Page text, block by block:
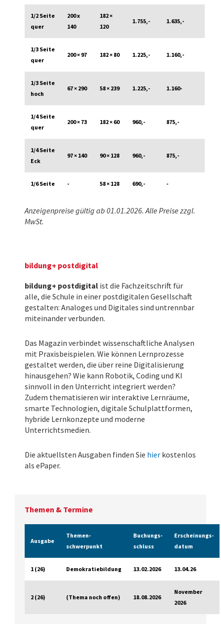
1/2 Seite
quer
200 x
140
182 ×
120
1.755,- 1.635,-
1/3 Seite
quer
200 × 97 182 × 80 1.225,- 1.160,-
1/3 Seite
hoch
67 × 290 58 × 239 1.225,- 1.160-
1/4 Seite
quer
200 × 73 182 × 60 960,- 875,-
1/4 Seite
Eck
97 × 140 90 × 128 960,- 875,-
1/6 Seite - 58 × 128 690,- -
Anzeigenpreise gültig ab 01.01.2026. Alle Preise zzgl.
MwSt.
bildung+ postdigital
bildung+ postdigital ist die Fachzeitschrift für
alle, die Schule in einer postdigitalen Gesellschaft
gestalten: Analoges und Digitales sind untrennbar
miteinander verbunden.
Das Magazin verbindetwissenschaftliche Analysen
mit Praxisbeispielen. Wie können Lernprozesse
gestaltet werden, die über reine Digitalisierung
hinausgehen? Wie kann Robotik, Coding und KI
sinnvoll in den Unterricht integriert werden?
Zudem thematisieren wir interaktive Lernräume,
smarte Technologien, digitale Schulplattformen,
hybride Lernkonzepte und moderne
Unterrichtsmedien.
Die aktuellsten Ausgaben finden Sie hier kostenlos
als ePaper.
Themen & Termine
Ausgabe
Themen­
schwerpunkt
Buchungs­
schluss
Erscheinungs­
datum
1 (26) Demokratiebildung 13.02.2026 13.04.26
2 (26) (Thema noch offen) 18.08.2026
November
2026